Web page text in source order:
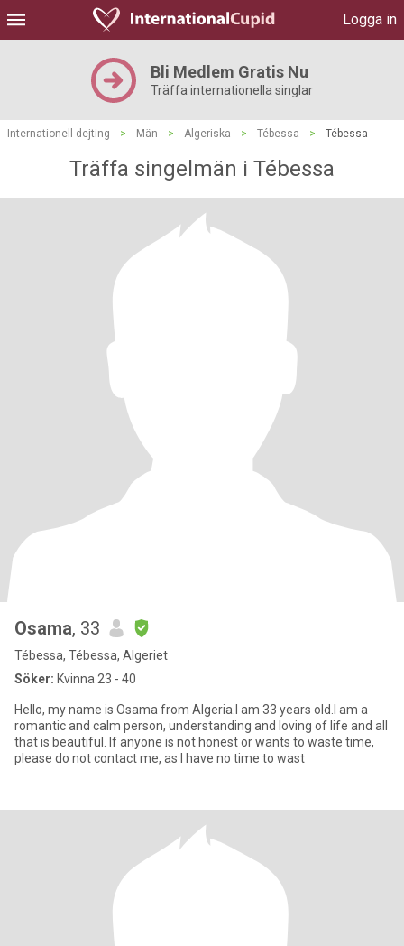
Logga in
Bli Medlem Gratis Nu
Träffa internationella singlar
Internationell dejting > Män > Algeriska > Tébessa > Tébessa
Träffa singelmän i Tébessa
Osama, 33
Tébessa, Tébessa, Algeriet
Söker: Kvinna 23 - 40
Hello, my name is Osama from Algeria.I am 33 years old.I am a
romantic and calm person, understanding and loving of life and all
that is beautiful. If anyone is not honest or wants to waste time,
please do not contact me, as I have no time to wast